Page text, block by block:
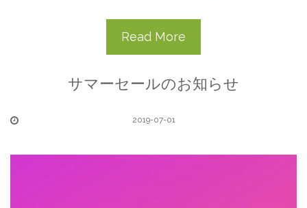
Read More
サマーセールのお知らせ
2019-07-01